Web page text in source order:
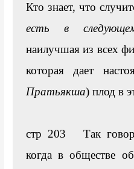
Кто знает, что
есть в
наилучшая из всех
которая дает
Пратьякша) плод в
стр 203   Так
когда в обществе